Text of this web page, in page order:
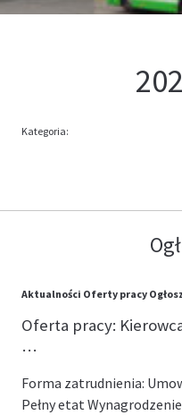
Kategoria:
Aktualności Oferty pracy
Oferta pracy:
…
Forma zatrudnienia:
Pełny etat